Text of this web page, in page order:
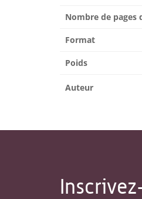
Nombre de pages
Format
Poids
Auteur